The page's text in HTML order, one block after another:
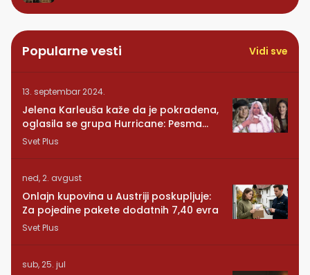
Popularne vesti Vidi sve
13. septembar 2024.
Jelena Karleuša kaže da je pokradena,
oglasila se grupa Hurricane: Pesma
RUNDE je naša!
Svet Plus
ned, 2. avgust
Onlajn kupovina u Austriji poskupljuje:
Za pojedine pakete dodatnih 7,40 evra
Svet Plus
sub, 25. jul